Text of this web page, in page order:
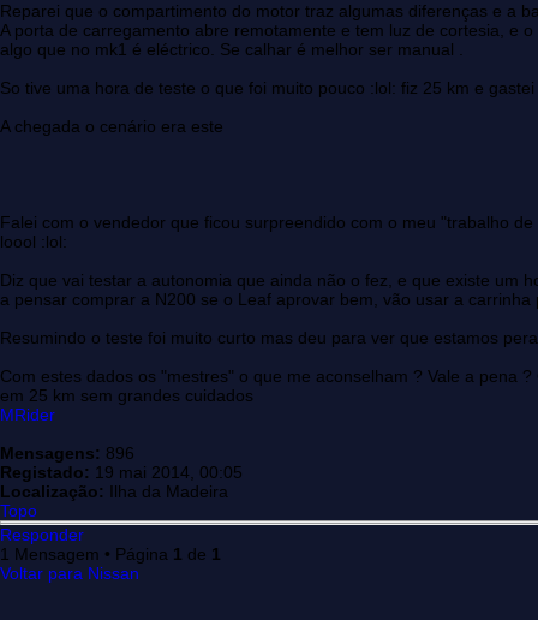
Reparei que o compartimento do motor traz algumas diferenças e a
A porta de carregamento abre remotamente e tem luz de cortesia, e
algo que no mk1 é eléctrico. Se calhar é melhor ser manual .
So tive uma hora de teste o que foi muito pouco :lol: fiz 25 km e
A chegada o cenário era este
Falei com o vendedor que ficou surpreendido com o meu "trabalho
loool :lol:
Diz que vai testar a autonomia que ainda não o fez, e que existe um
a pensar comprar a N200 se o Leaf aprovar bem, vão usar a
Resumindo o teste foi muito curto mas deu para ver que estamos
Com estes dados os "mestres" o que me aconselham ? Vale a pena
em 25 km sem grandes cuidados
MRider
Mensagens: 896
Registado: 19 mai 2014, 00:05
Localização: Ilha da Madeira
Topo
Responder
1 Mensagem • Página 1 de 1
Voltar para Nissan